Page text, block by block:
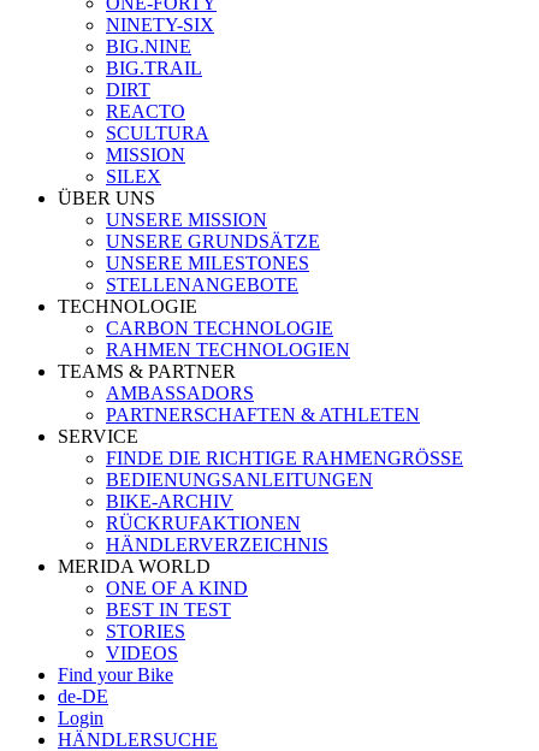
NINETY-SIX
BIG.NINE
BIG.TRAIL
DIRT
REACTO
SCULTURA
MISSION
SILEX
ÜBER UNS
UNSERE MISSION
UNSERE GRUNDSÄTZE
UNSERE MILESTONES
STELLENANGEBOTE
TECHNOLOGIE
CARBON TECHNOLOGIE
RAHMEN TECHNOLOGIEN
TEAMS & PARTNER
AMBASSADORS
PARTNERSCHAFTEN & ATHLETEN
SERVICE
FINDE DIE RICHTIGE RAHMENGRÖSSE
BEDIENUNGSANLEITUNGEN
BIKE-ARCHIV
RÜCKRUFAKTIONEN
HÄNDLERVERZEICHNIS
MERIDA WORLD
ONE OF A KIND
BEST IN TEST
STORIES
VIDEOS
Find your Bike
de-DE
Login
HÄNDLERSUCHE